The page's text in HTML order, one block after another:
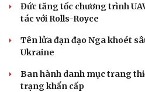
Du lịch
Tư vấn
check-in
Đức tăng tốc chương trình
tác với Rolls-Royce
Tên lửa đạn đạo Nga khoét
Ukraine
Ban hành danh mục trang
trạng khẩn cấp